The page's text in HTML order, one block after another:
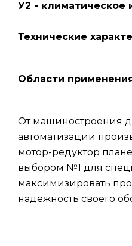
У2 - климатическое
Технические
Области
От машиностроения
автоматизации
мотор-редуктор
выбором №1 для
максимизировать
надежность своего